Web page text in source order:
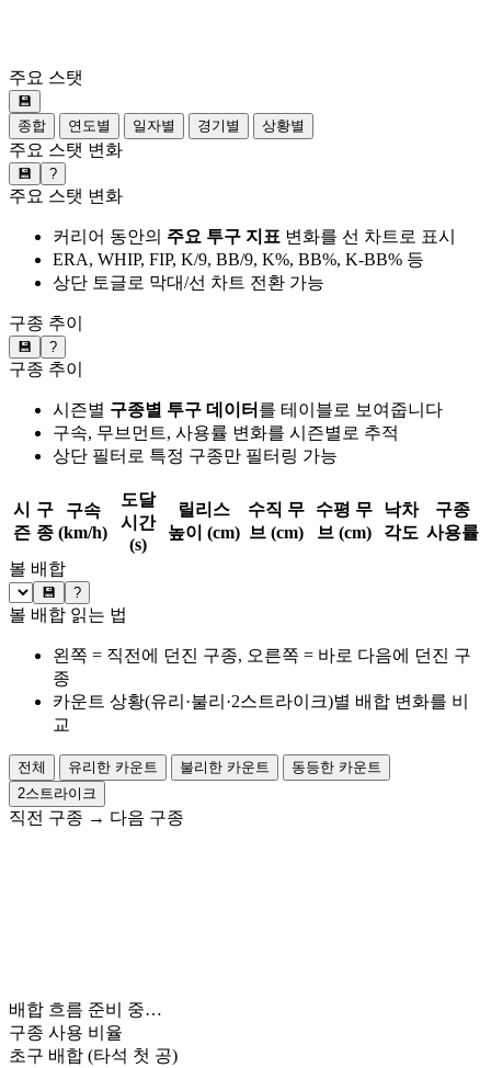
주요 스탯
💾
종합
연도별 일자별 경기별 상황별
주요 스탯 변화
💾 ?
주요 스탯 변화
커리어 동안의 주요 투구 지표 변화를 선 차트로 표시
ERA, WHIP, FIP, K/9, BB/9, K%, BB%, K-BB% 등
상단 토글로 막대/선 차트 전환 가능
구종 추이
💾 ?
구종 추이
시즌별 구종별 투구 데이터 를 테이블로 보여줍니다
구속, 무브먼트, 사용률 변화를 시즌별로 추적
상단 필터로 특정 구종만 필터링 가능
시
즌
구
종
구속
(km/h)
도달
시간
(s)
릴리스
높이 (cm)
수직 무
브 (cm)
수평 무
브 (cm)
낙차
각도
구종
사용률
볼 배합
💾 ?
볼 배합 읽는 법
왼쪽 = 직전에 던진 구종, 오른쪽 = 바로 다음에 던진 구
종
카운트 상황(유리·불리·2스트라이크)별 배합 변화를 비
교
전체 유리한 카운트 불리한 카운트
동등한 카운트
2스트라이크
직전 구종 → 다음 구종
배합 흐름 준비 중…
구종 사용 비율
초구 배합 (타석 첫 공)